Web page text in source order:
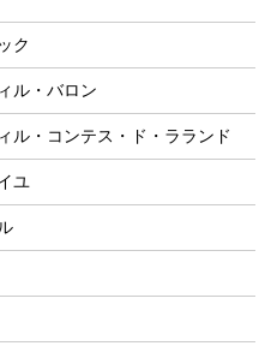
ク
ル・バロン
ル・コンテス・ド・ラランド
ユ